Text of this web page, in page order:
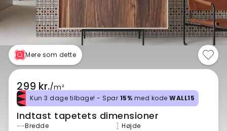
Mere som dette
299 kr./m²
Kun 3 dage tilbage! - Spar 15% med kode WALL15
Indtast tapetets dimensioner
Bredde Højde